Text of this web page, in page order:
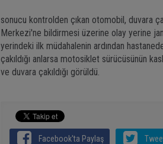
sonucu kontrolden çıkan otomobil, duvara
Merkezi'ne bildirmesi üzerine olay yerine
yerindeki ilk müdahalenin ardından
çakıldığı anlarsa motosiklet sürücüsünün
ve duvara çakıldığı görüldü.
Facebook'ta Paylaş